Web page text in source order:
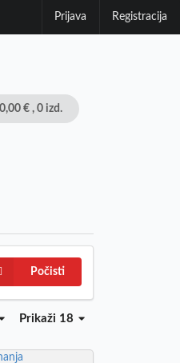
Prijava Registracija
0,00 € , 0 izd.
Počisti
Prikaži 18